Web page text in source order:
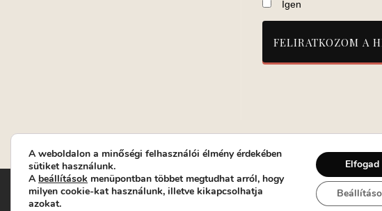
Igen
Turay Ida Színház Közhasznú Nonprofit Kft. | Működési helyszín: Turay
A weboldalon a minőségi felhasználói élmény érdekében
sütiket használunk.
A beállítások menüpontban többet megtudhat arról, hogy
milyen cookie-kat használunk, illetve kikapcsolhatja
azokat.
Elfogad